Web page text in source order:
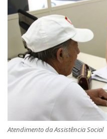
Atendimento da Assistência Social